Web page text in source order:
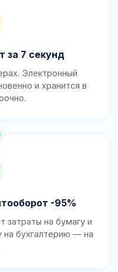
за 7 секунд
Электронный
и хранится в
-95%
затраты на бумагу и
на бухгалтерию — на